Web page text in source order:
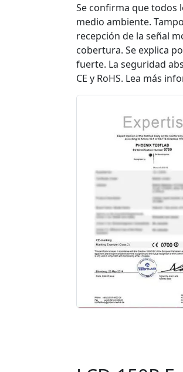
Se confirma que todos
medio ambiente.
recepción de la señal
cobertura. Se explica
fuerte. La seguridad
CE y RoHS. Lea más